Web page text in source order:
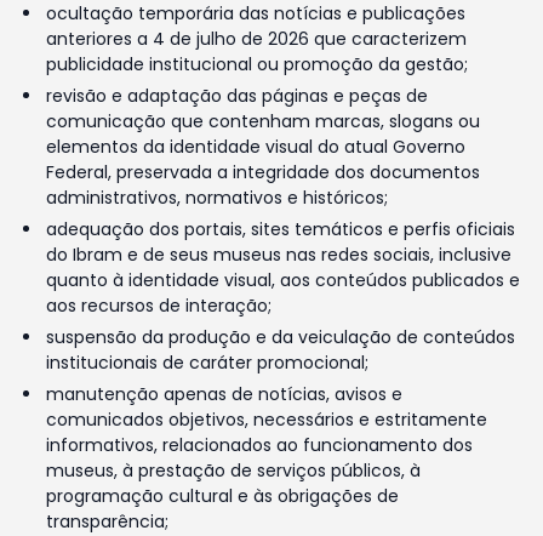
ocultação temporária das notícias e publicações
anteriores a 4 de julho de 2026 que caracterizem
publicidade institucional ou promoção da gestão;
revisão e adaptação das páginas e peças de
comunicação que contenham marcas, slogans ou
elementos da identidade visual do atual Governo
Federal, preservada a integridade dos documentos
administrativos, normativos e históricos;
adequação dos portais, sites temáticos e perfis oficiais
do Ibram e de seus museus nas redes sociais, inclusive
quanto à identidade visual, aos conteúdos publicados e
aos recursos de interação;
suspensão da produção e da veiculação de conteúdos
institucionais de caráter promocional;
manutenção apenas de notícias, avisos e
comunicados objetivos, necessários e estritamente
informativos, relacionados ao funcionamento dos
museus, à prestação de serviços públicos, à
programação cultural e às obrigações de
transparência;